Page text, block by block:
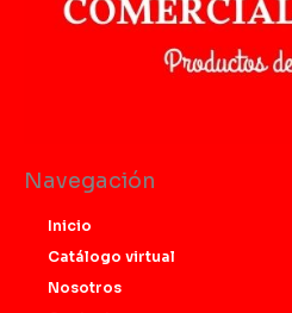
Navegación
Inicio
Catálogo virtual
Nosotros